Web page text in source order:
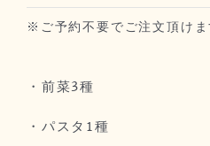
※ご予約不要でご注文頂けま
・前菜3種
・パスタ1種